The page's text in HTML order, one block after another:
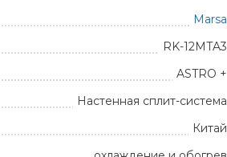
Marsa
RK-12MTA3
ASTRO +
Настенная сплит-система
Китай